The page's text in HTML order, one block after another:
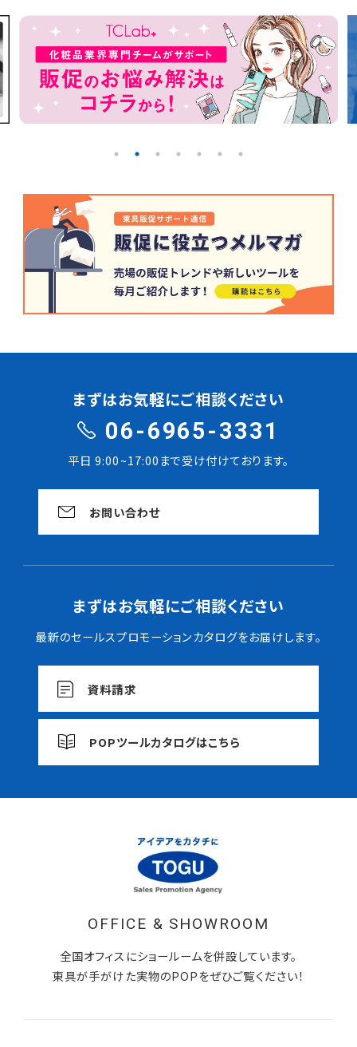
まずはお気軽にご相談ください
06-6965-3331
平日 9:00~17:00まで受け付けております。
お問い合わせ
まずはお気軽にご相談ください
最新のセールスプロモーションカタログをお届けします。
資料請求
POPツールカタログはこちら
OFFICE & SHOWROOM
全国オフィスにショールームを併設しています。
東具が手がけた実物のPOPをぜひご覧ください！